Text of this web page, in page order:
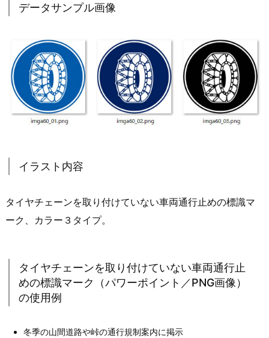
データサンプル画像
イラスト内容
タイヤチェーンを取り付けていない車両通行止めの標識マ
ーク、カラー３タイプ。
タイヤチェーンを取り付けていない車両通行止
めの標識マーク（パワーポイント／PNG画像）
の使用例
冬季の山間道路や峠の通行規制案内に掲示